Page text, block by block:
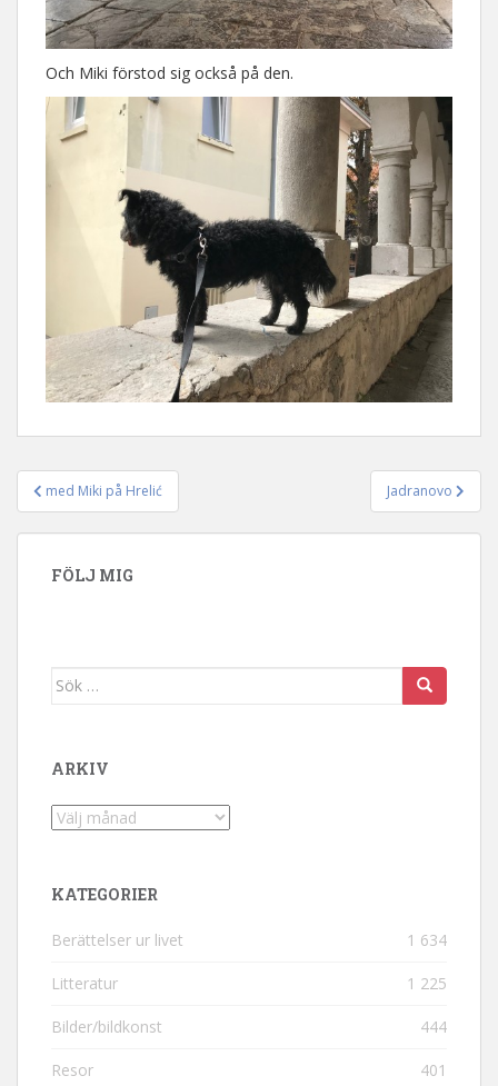
Och Miki förstod sig också på den.
Inläggsnavigering
med Miki på Hrelić Jadranovo
FÖLJ MIG
Sök efter:
ARKIV
Arkiv
KATEGORIER
Berättelser ur livet 1 634
Litteratur 1 225
Bilder/bildkonst 444
Resor 401